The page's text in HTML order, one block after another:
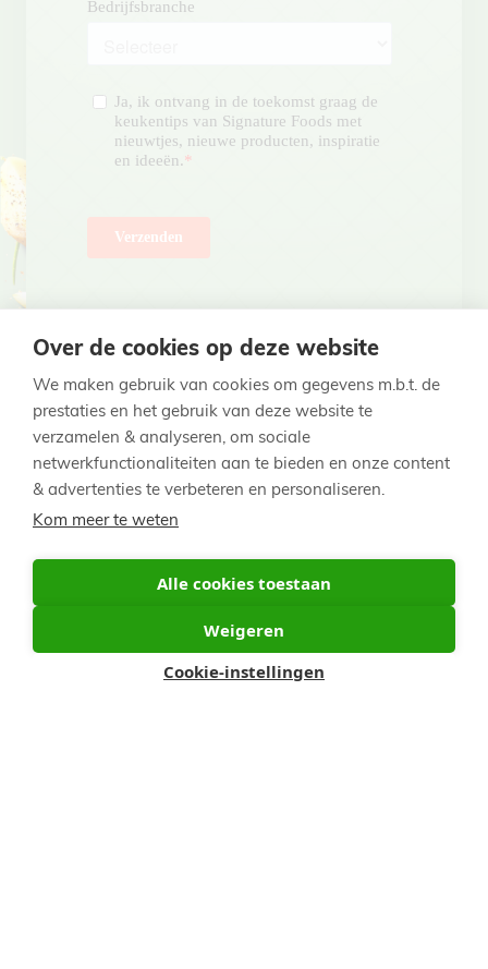
Over de cookies op deze website
We maken gebruik van cookies om gegevens m.b.t. de
prestaties en het gebruik van deze website te
verzamelen & analyseren, om sociale
netwerkfunctionaliteiten aan te bieden en onze content
& advertenties te verbeteren en personaliseren.
Kom meer te weten
Alle cookies toestaan
Weigeren
Cookie-instellingen
Ontdek onze andere merken